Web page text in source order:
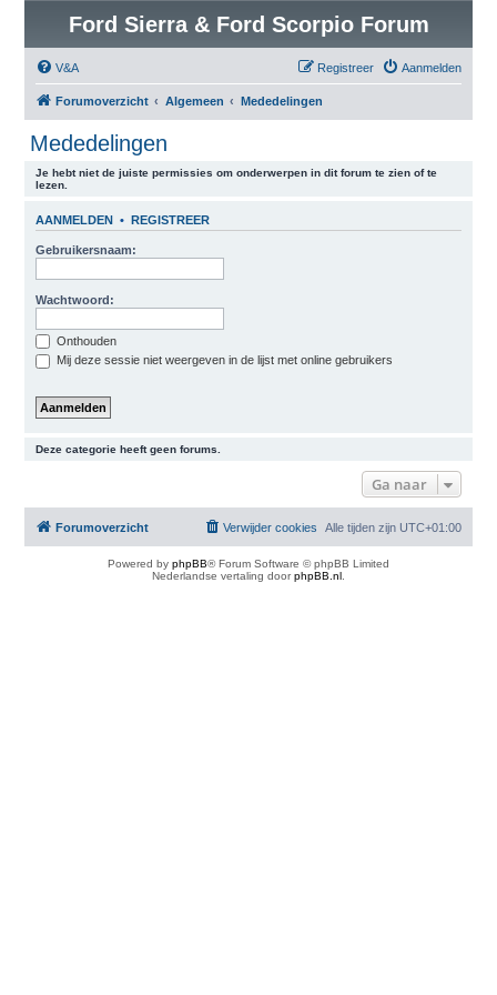
Ford Sierra & Ford Scorpio Forum
V&A Aanmelden
Registreer
Forumoverzicht Algemeen Mededelingen
Mededelingen
Je hebt niet de juiste permissies om onderwerpen in dit forum te zien of te
lezen.
AANMELDEN • REGISTREER
Gebruikersnaam:
Wachtwoord:
Onthouden
Mij deze sessie niet weergeven in de lijst met online gebruikers
Deze categorie heeft geen forums.
Ga naar
Forumoverzicht Alle tijden zijn UTC+01:00
Verwijder cookies
Powered by phpBB® Forum Software © phpBB Limited
Nederlandse vertaling doorphpBB.nl